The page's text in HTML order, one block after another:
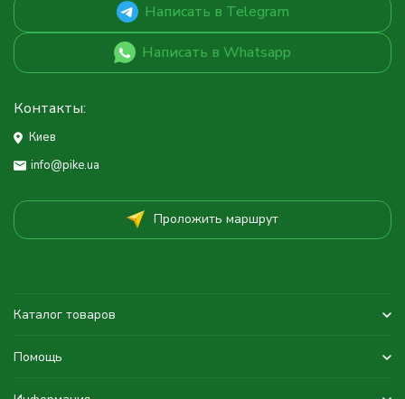
Написать в Telegram
Написать в Whatsapp
Контакты:
Киев
info@pike.ua
Проложить маршрут
Каталог товаров
Помощь